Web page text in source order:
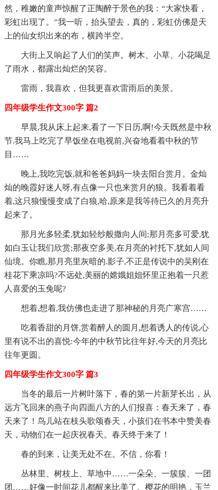
然，稚嫩的童声惊醒了正陶醉于景色的我：“大家快看，
彩虹出现了。”我一听，抬头望去，真的，彩虹仿佛是天
上的仙女织出来的布，横跨半空。
大街上又响起了人们的笑声。树木、小草、小花喝足
了雨水，都露出灿烂的笑容。
雷雨，我喜欢，但我更喜欢雷雨后的美景。
四年级学生作文300字 篇2
早晨,我从床上起来,看了一下日历,啊!今天既然是中秋
节.我马上吃完了早饭坐在电视前,兴奋地看着中秋的节
目……
晚上,我吃完饭,就和爸爸妈妈一块去阳台赏月。金灿
灿的晚霞好迷人呀,有点像一只也来赏月的狼。我看着看
着,这只狼慢慢变成了白狼,哈,原来是我等待已久的月亮升
起来了。
那月光多轻柔,犹如轻纱般撒向人间;那月亮多可爱,犹
如白玉让我们欣赏;那夜空多美,在月亮的衬托下,犹如人间
仙境。你瞧,那月亮里灰暗的.影子,不正是传说中的吴刚在
桂花下乘凉吗?不远处,美丽的嫦娥姐姐怀里正抱着一只惹
人喜爱的玉兔呢?
想着,想着,我仿佛也走进了那神秘的月亮广寒宫……
吃着香甜的月饼,赏着醉人的圆月,想着诱人的传说,心
里有说不出的喜悦:今年的中秋节比往年好,今天的月亮比
往年更圆。
四年级学生作文300字 篇3
当冬的最后一片树叶落下，春的第一片新芽长出，从
远方飞回来的燕子向四面八方的人们报喜：春天来了，春
天来了！鸟儿站在枝头歌颂春天，小孩们在书本中赞美春
天，动物们在一起庆祝春天。春天终于来了！
春的到来，让美无处不在。不信，你看！
丛林里、树枝上、草地中……一朵朵、一簇簇、一团
团……好像一时间花儿都醒来比美了。樱花的明艳，玉兰